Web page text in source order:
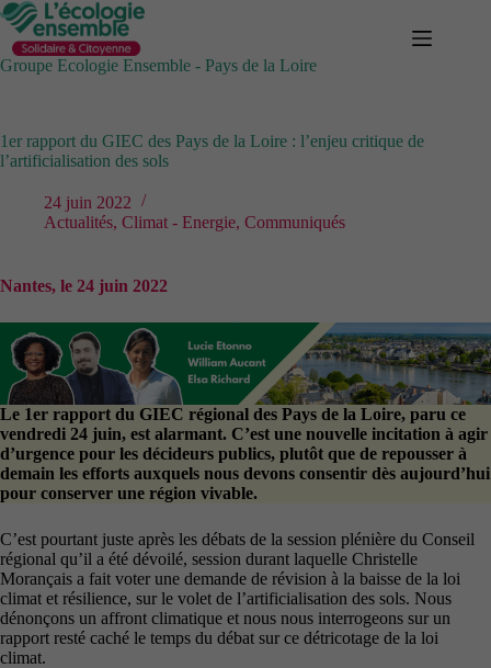
Passer
au
contenu
Groupe Ecologie Ensemble - Pays de la Loire
1er rapport du GIEC des Pays de la Loire : l’enjeu critique de
l’artificialisation des sols
24 juin 2022
Actualités, Climat - Energie, Communiqués
Nantes, le 24 juin 2022
Le 1er rapport du GIEC régional des Pays de la Loire, paru ce
vendredi 24 juin, est alarmant. C’est une nouvelle incitation à agir
d’urgence pour les décideurs publics, plutôt que de repousser à
demain les efforts auxquels nous devons consentir dès aujourd’hui
pour conserver une région vivable.
C’est pourtant juste après les débats de la session plénière du Conseil
régional qu’il a été dévoilé, session durant laquelle Christelle
Morançais a fait voter une demande de révision à la baisse de la loi
climat et résilience, sur le volet de l’artificialisation des sols. Nous
dénonçons un affront climatique et nous nous interrogeons sur un
rapport resté caché le temps du débat sur ce détricotage de la loi
climat.